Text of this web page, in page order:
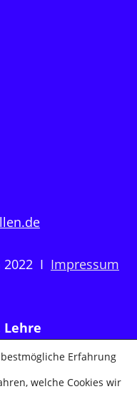
2022 I Impressum
Lehre
Erfahrung
welche Cookies wir